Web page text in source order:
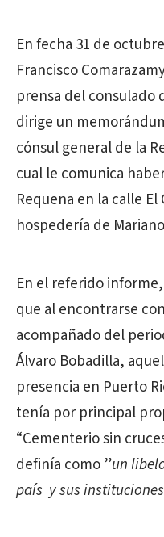
En fecha 31 de
Francisco
prensa del consulado
dirige un
cónsul general de la
cual le comunica
Requena en la calle
hospedería de
En el referido
que al encontrarse
acompañado del
Álvaro Bobadilla,
presencia en Puerto
tenía por principal
“Cementerio sin
definía como ”un
país y sus instituciones